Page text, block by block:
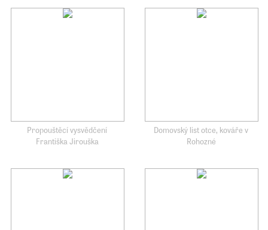
Propouštěcí vysvědčení
Františka Jirouška
Domovský list otce, kováře v
Rohozné